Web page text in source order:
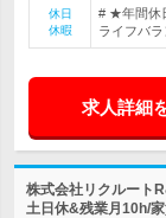
休日
休暇
# ★年間休
ライフバ
求人詳細
株式会社リクルート
土日休&残業月10h/